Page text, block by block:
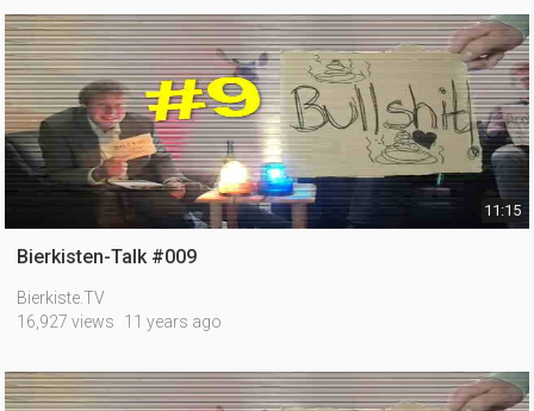
11:15
Bierkisten-Talk #009
Bierkiste.TV
16,927 views
11 years ago